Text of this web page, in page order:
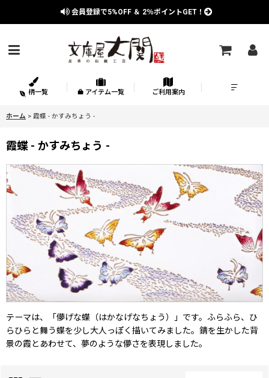
会員登録で5%OFF ＆ 2％ポイントGET！
柄一覧 アイテム一覧 ご利用案内
ホーム > 霞蝶 - かすみちょう -
霞蝶 - かすみちょう -
テーマは、「儚げな蝶（はかなげなちょう）」です。ふらふら、ひ
らひらと舞う蝶を少し大人っぽく描いてみました。錆を生かした背
景の霞とあわせて、夢のような儚さを表現しました。